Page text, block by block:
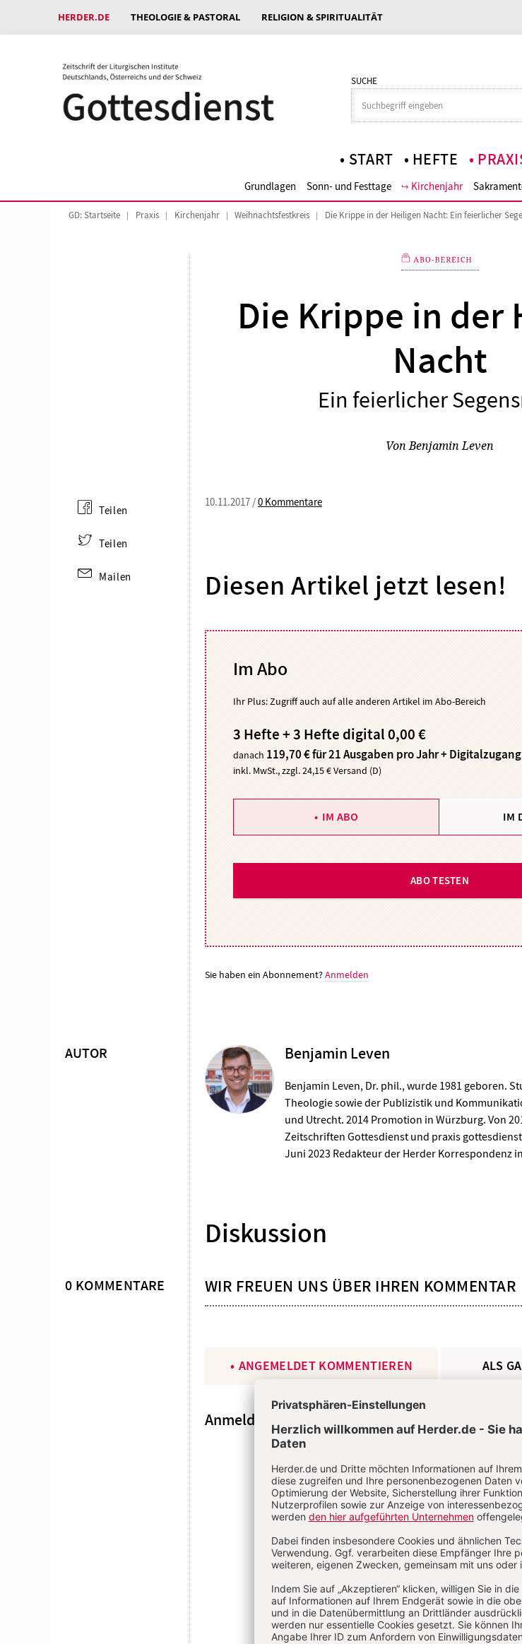
HERDER.DE THEOLOGIE & PASTORAL RELIGION & SPIRITUALITÄT
SUCHE
START HEFTE
Grundlagen Sonn- und Festtage Kirchenjahr
GD: Startseite Praxis Kirchenjahr Weihnachtsfestkreis Die Krippe in der Heiligen Nacht: Ein feierlicher
Die Krippe in der
Nacht
:
Ein feierlicher
VonBenjamin Leven
10.11.2017 /0 Kommentare
Diesen Artikel jetzt lesen!
Im Abo
Ihr Plus: Zugriff auch auf alle anderen Artikel im Abo-Bereich
3 Hefte + 3 Hefte digital 0,00 €
danach 119,70 € für 21 Ausgaben pro Jahr + Digitalzugang
inkl. MwSt., zzgl. 24,15 € Versand (D)
IM ABO IM
ABO TESTEN
Sie haben ein Abonnement?Anmelden
Teilen
Teilen
Mailen
Überschrift
AUTOR Benjamin Leven
Benjamin Leven, Dr. phil., wurde 1981 geboren.
Theologie sowie der Publizistik und
und Utrecht. 2014 Promotion in Würzburg. Von
Zeitschriften Gottesdienst und praxis
Juni 2023 Redakteur der Herder Korrespondenz
Diskussion
0 KOMMENTARE WIR FREUEN UNS ÜBER IHREN KOMMENTAR
ANGEMELDET KOMMENTIEREN ALS
Anmeldung
E-MAIL
PASSWORT*
Passwort vergessen?